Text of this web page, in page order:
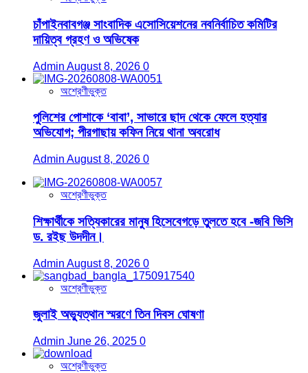
চাঁপাইনবাবগঞ্জ সাংবাদিক এসোসিয়েশনের নবনির্বাচিত কমিটির
দায়িত্ব গ্রহণ ও অভিষেক
Admin August 8, 2026 0
অশ্রেণীভুক্ত
পুলিশের পোশাকে ‘বাবা’, সাভারে ছাদ থেকে ফেলে হত্যার
অভিযোগ; পীরগাছায় কফিন নিয়ে থানা অবরোধ
Admin August 8, 2026 0
অশ্রেণীভুক্ত
শিক্ষার্থীকে সত্যিকারের মানুষ হিসেবেগড়ে তুলতে হবে -জবি ভিসি
ড. রইছ উদদীন।
Admin August 8, 2026 0
অশ্রেণীভুক্ত
জুলাই অভ্যুত্থান স্মরণে তিন দিবস ঘোষণা
Admin June 26, 2025 0
অশ্রেণীভুক্ত